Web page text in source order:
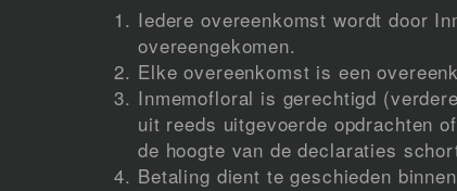
Iedere overeenkomst wordt door
overeengekomen.
Elke overeenkomst is een
Inmemofloral is gerechtigd
uit reeds uitgevoerde opdrachten
de hoogte van de declaraties
Betaling dient te geschieden